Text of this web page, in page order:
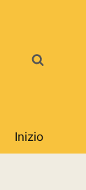
Inizio